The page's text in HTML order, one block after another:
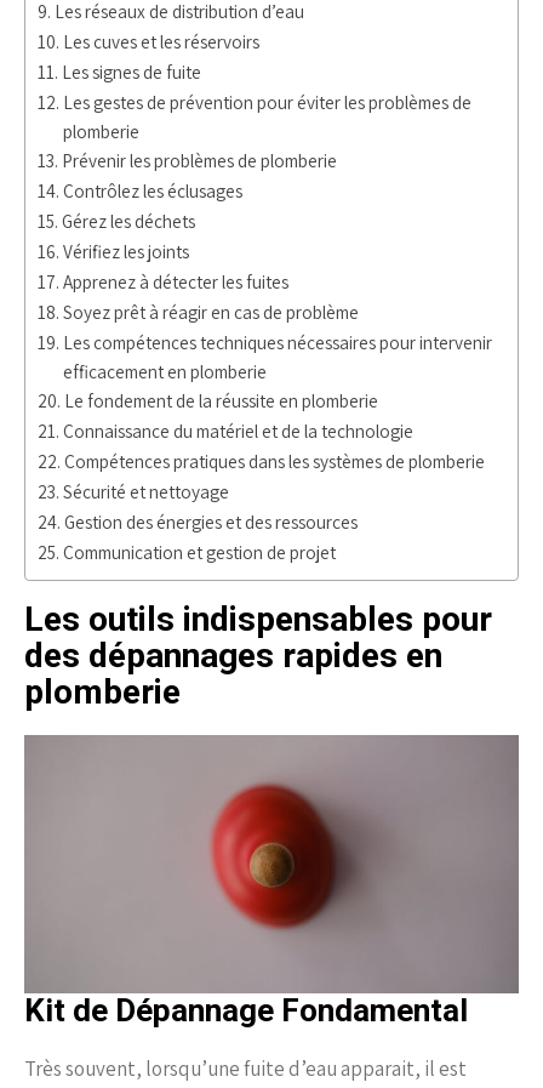
Les réseaux de distribution d’eau
Les cuves et les réservoirs
Les signes de fuite
Les gestes de prévention pour éviter les problèmes de
plomberie
Prévenir les problèmes de plomberie
Contrôlez les éclusages
Gérez les déchets
Vérifiez les joints
Apprenez à détecter les fuites
Soyez prêt à réagir en cas de problème
Les compétences techniques nécessaires pour intervenir
efficacement en plomberie
Le fondement de la réussite en plomberie
Connaissance du matériel et de la technologie
Compétences pratiques dans les systèmes de plomberie
Sécurité et nettoyage
Gestion des énergies et des ressources
Communication et gestion de projet
Les outils indispensables pour
des dépannages rapides en
plomberie
Kit de Dépannage Fondamental
Très souvent, lorsqu’une fuite d’eau apparait, il est